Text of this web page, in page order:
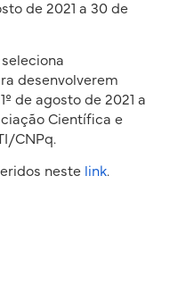
de 2021 a 30 de
desenvolverem
de agosto de 2021 a
Científica e
CNPq.
neste link.